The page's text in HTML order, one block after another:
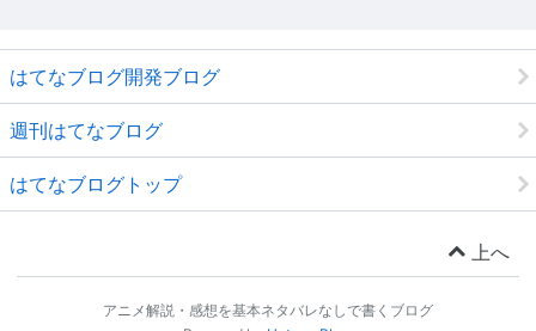
はてなブログ開発ブログ
週刊はてなブログ
はてなブログトップ
上へ
アニメ解説・感想を基本ネタバレなしで書くブログ